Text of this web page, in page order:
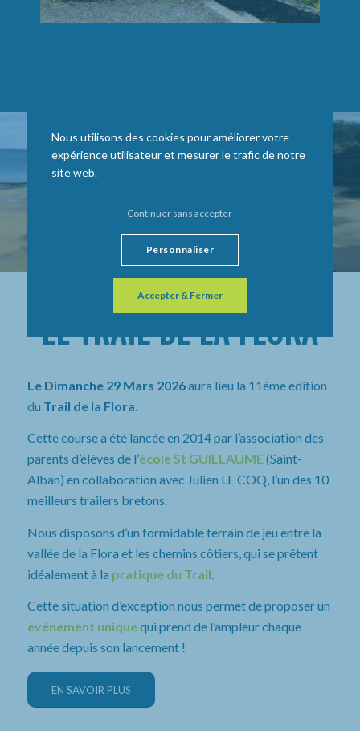
LE TRAIL DE LA FLORA
Le Dimanche 29 Mars 2026aura lieu la 11ème édition
du Trail de la Flora.
Cette course a été lancée en 2014 par l’association des
parents d’élèves de l’école St GUILLAUME(Saint-
Alban) en collaboration avec Julien LE COQ, l’un des 10
meilleurs trailers bretons.
Nous disposons d’un formidable terrain de jeu entre la
vallée de la Flora et les chemins côtiers, qui se prêtent
idéalement à la pratique du Trail
Cette situation d’exception nous permet de proposer un
événement uniquequi prend de l’ampleur chaque
année depuis son lancement !
EN SAVOIR PLUS
Nous utilisons des cookies pour améliorer votre
expérience utilisateur et mesurer le trafic de notre
site web.
Accepter & Fermer
Continuer sans accepter
Personnaliser